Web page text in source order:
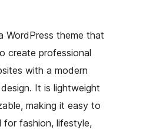
WordPress theme that
create professional
with a modern
It is lightweight
making it easy to
for fashion, lifestyle,